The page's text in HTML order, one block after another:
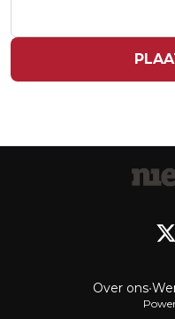
Over ons•